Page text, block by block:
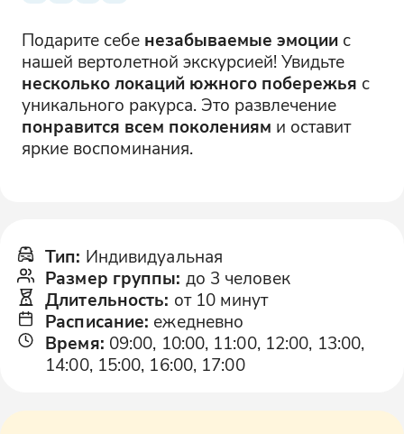
Подарите себе незабываемые эмоциис
нашей вертолетной экскурсией! Увидьте
несколько локаций южного побережья с
уникального ракурса. Это развлечение
понравится всем поколениям и оставит
яркие воспоминания.
Тип: Индивидуальная
Размер группы: до 3 человек
Длительность: от 10 минут
Расписание: ежедневно
Время: 09:00, 10:00, 11:00, 12:00, 13:00,
14:00, 15:00, 16:00, 17:00